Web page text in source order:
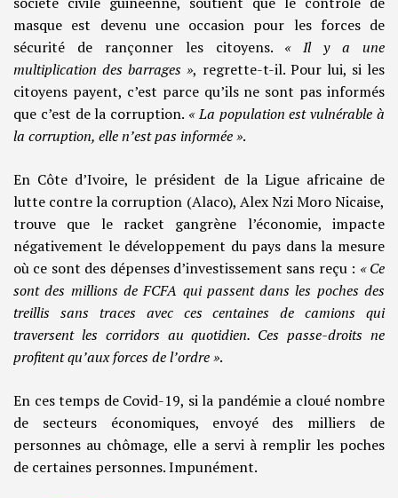
masque est devenu une occasion pour les forces de
sécurité de rançonner les citoyens. « Il y a une
multiplication des barrages », regrette-t-il. Pour lui, si les
citoyens payent, c’est parce qu’ils ne sont pas informés
que c’est de la corruption. « La population est vulnérable à
la corruption, elle n’est pas informée ».
En Côte d’Ivoire, le président de la Ligue africaine de
lutte contre la corruption (Alaco), Alex Nzi Moro Nicaise,
trouve que le racket gangrène l’économie, impacte
négativement le développement du pays dans la mesure
où ce sont des dépenses d’investissement sans reçu : « Ce
sont des millions de FCFA qui passent dans les poches des
treillis sans traces avec ces centaines de camions qui
traversent les corridors au quotidien. Ces passe-droits ne
profitent qu’aux forces de l’ordre ».
En ces temps de Covid-19, si la pandémie a cloué nombre
de secteurs économiques, envoyé des milliers de
personnes au chômage, elle a servi à remplir les poches
de certaines personnes. Impunément.